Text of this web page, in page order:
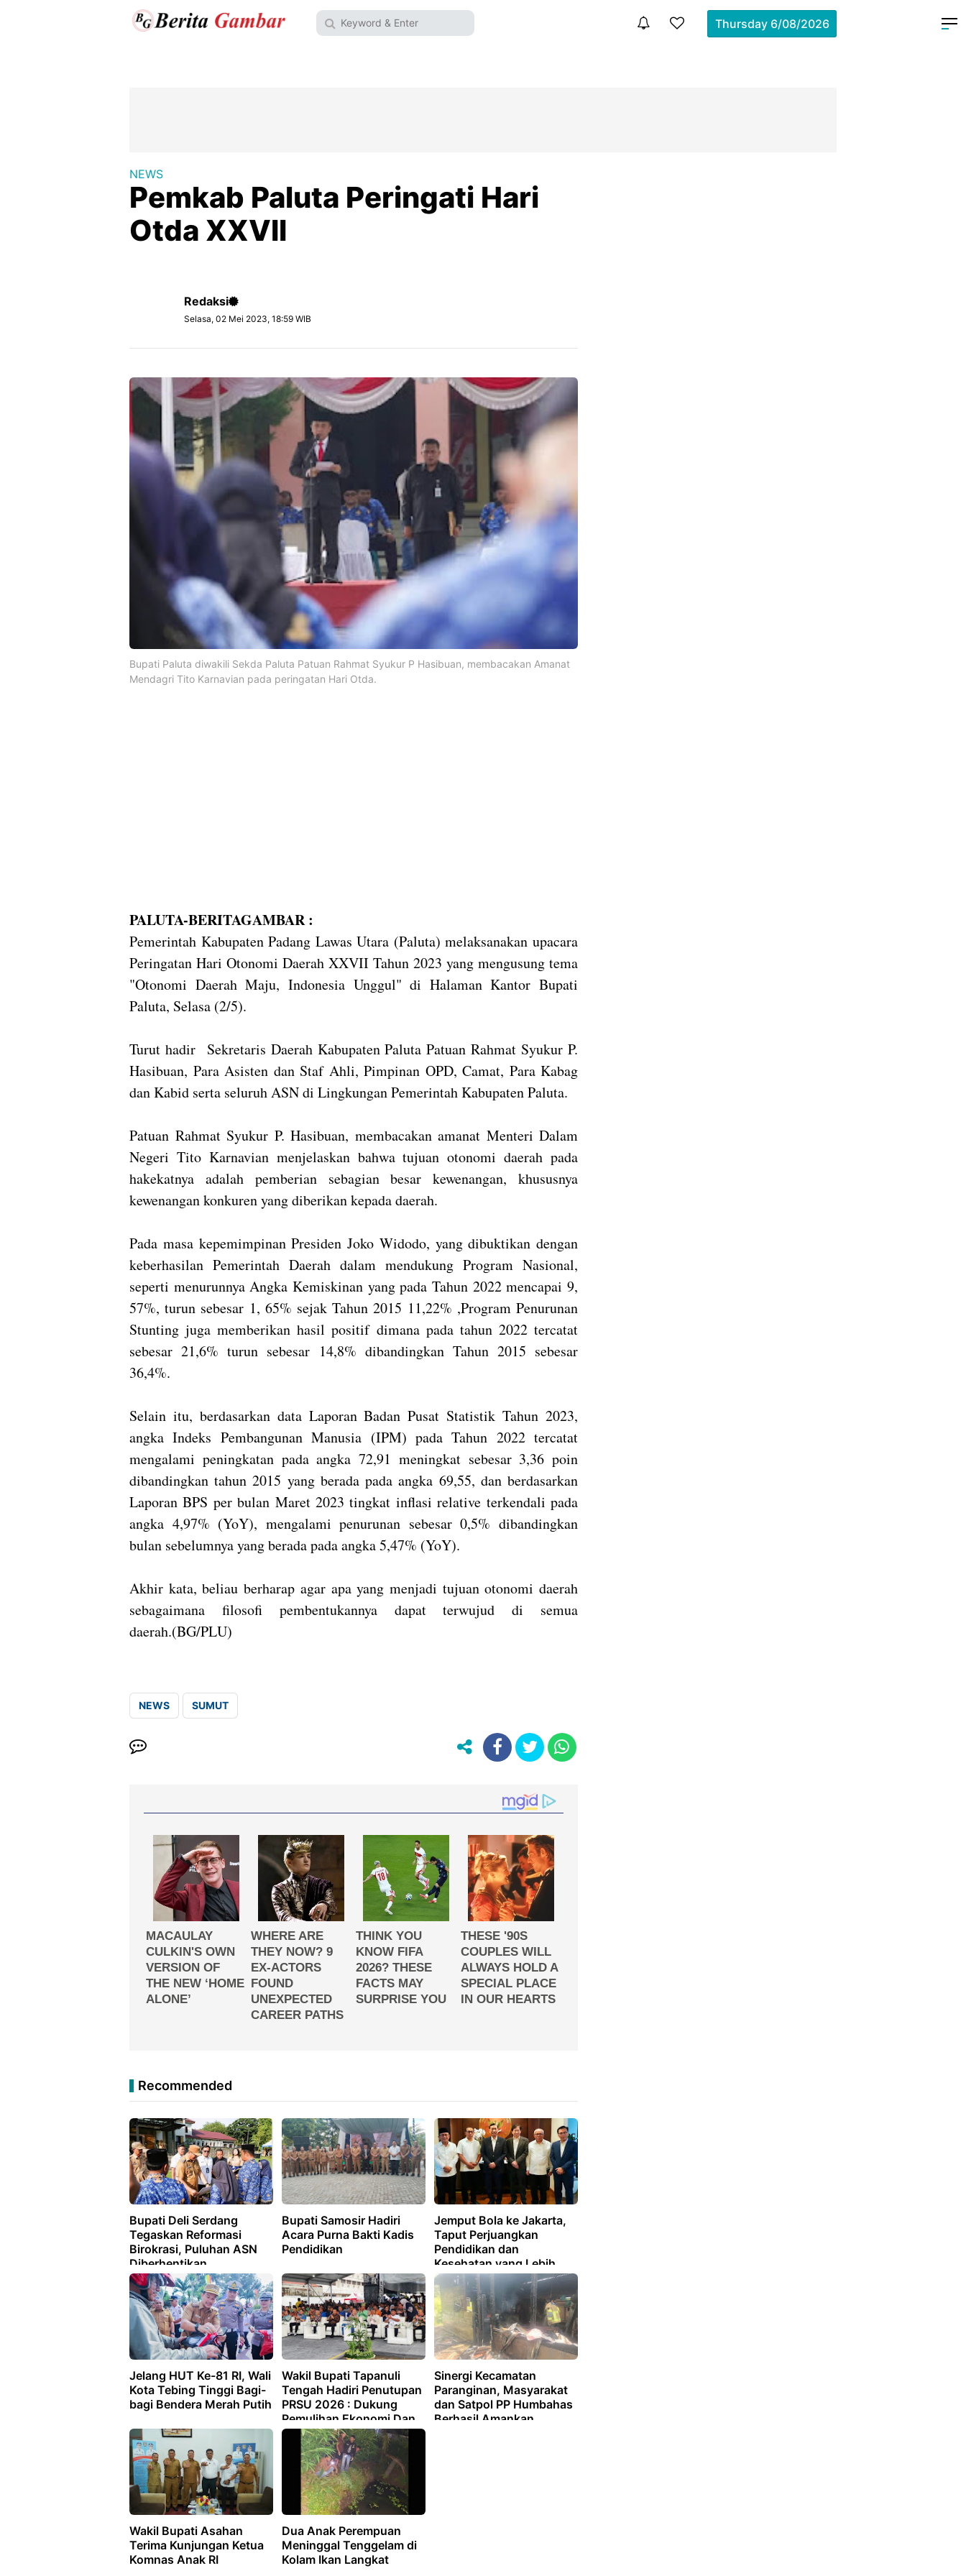
Thursday 6/08/2026
NEWS
Pemkab Paluta Peringati Hari
Otda XXVII
Redaksi
Selasa, 02 Mei 2023, 18:59 WIB
Bupati Paluta diwakili Sekda Paluta Patuan Rahmat Syukur P Hasibuan, membacakan Amanat
Mendagri Tito Karnavian pada peringatan Hari Otda.
PALUTA-BERITAGAMBAR :
Pemerintah Kabupaten Padang Lawas Utara (Paluta) melaksanakan upacara
Peringatan Hari Otonomi Daerah XXVII Tahun 2023 yang mengusung tema
"Otonomi Daerah Maju, Indonesia Unggul" di Halaman Kantor Bupati
Paluta, Selasa (2/5).⁣
Turut hadir Sekretaris Daerah Kabupaten Paluta Patuan Rahmat Syukur P.
Hasibuan, Para Asisten dan Staf Ahli, Pimpinan OPD, Camat, Para Kabag
dan Kabid serta seluruh ASN di Lingkungan Pemerintah Kabupaten Paluta.⁣
Patuan Rahmat Syukur P. Hasibuan, membacakan amanat Menteri Dalam
Negeri Tito Karnavian menjelaskan bahwa tujuan otonomi daerah pada
hakekatnya adalah pemberian sebagian besar kewenangan, khususnya
kewenangan konkuren yang diberikan kepada daerah.⁣
Pada masa kepemimpinan Presiden Joko Widodo, yang dibuktikan dengan
keberhasilan Pemerintah Daerah dalam mendukung Program Nasional,
seperti menurunnya Angka Kemiskinan yang pada Tahun 2022 mencapai 9,
57%, turun sebesar 1, 65% sejak Tahun 2015 11,22% ,Program Penurunan
Stunting juga memberikan hasil positif dimana pada tahun 2022 tercatat
sebesar 21,6% turun sebesar 14,8% dibandingkan Tahun 2015 sebesar
36,4%.
Selain itu, berdasarkan data Laporan Badan Pusat Statistik Tahun 2023,
angka Indeks Pembangunan Manusia (IPM) pada Tahun 2022 tercatat
mengalami peningkatan pada angka 72,91 meningkat sebesar 3,36 poin
dibandingkan tahun 2015 yang berada pada angka 69,55, dan berdasarkan
Laporan BPS per bulan Maret 2023 tingkat inflasi relative terkendali pada
angka 4,97% (YoY), mengalami penurunan sebesar 0,5% dibandingkan
bulan sebelumnya yang berada pada angka 5,47% (YoY).⁣
Akhir kata, beliau berharap agar apa yang menjadi tujuan otonomi daerah
sebagaimana filosofi pembentukannya dapat terwujud di semua
daerah.⁣(BG/PLU)
NEWS SUMUT
Recommended
Bupati Deli Serdang
Tegaskan Reformasi
Birokrasi, Puluhan ASN
Diberhentikan
Bupati Samosir Hadiri
Acara Purna Bakti Kadis
Pendidikan
Jemput Bola ke Jakarta,
Taput Perjuangkan
Pendidikan dan
Kesehatan yang Lebih
Baik untuk Warganya
Jelang HUT Ke-81 RI, Wali
Kota Tebing Tinggi Bagi-
bagi Bendera Merah Putih
Wakil Bupati Tapanuli
Tengah Hadiri Penutupan
PRSU 2026 : Dukung
Pemulihan Ekonomi Dan
Promosi Potensi Daerah
Sinergi Kecamatan
Paranginan, Masyarakat
dan Satpol PP Humbahas
Berhasil Amankan
Wakil Bupati Asahan
Terima Kunjungan Ketua
Komnas Anak RI
Dua Anak Perempuan
Meninggal Tenggelam di
Kolam Ikan Langkat